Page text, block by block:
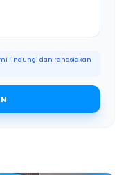
lindungi dan rahasiakan